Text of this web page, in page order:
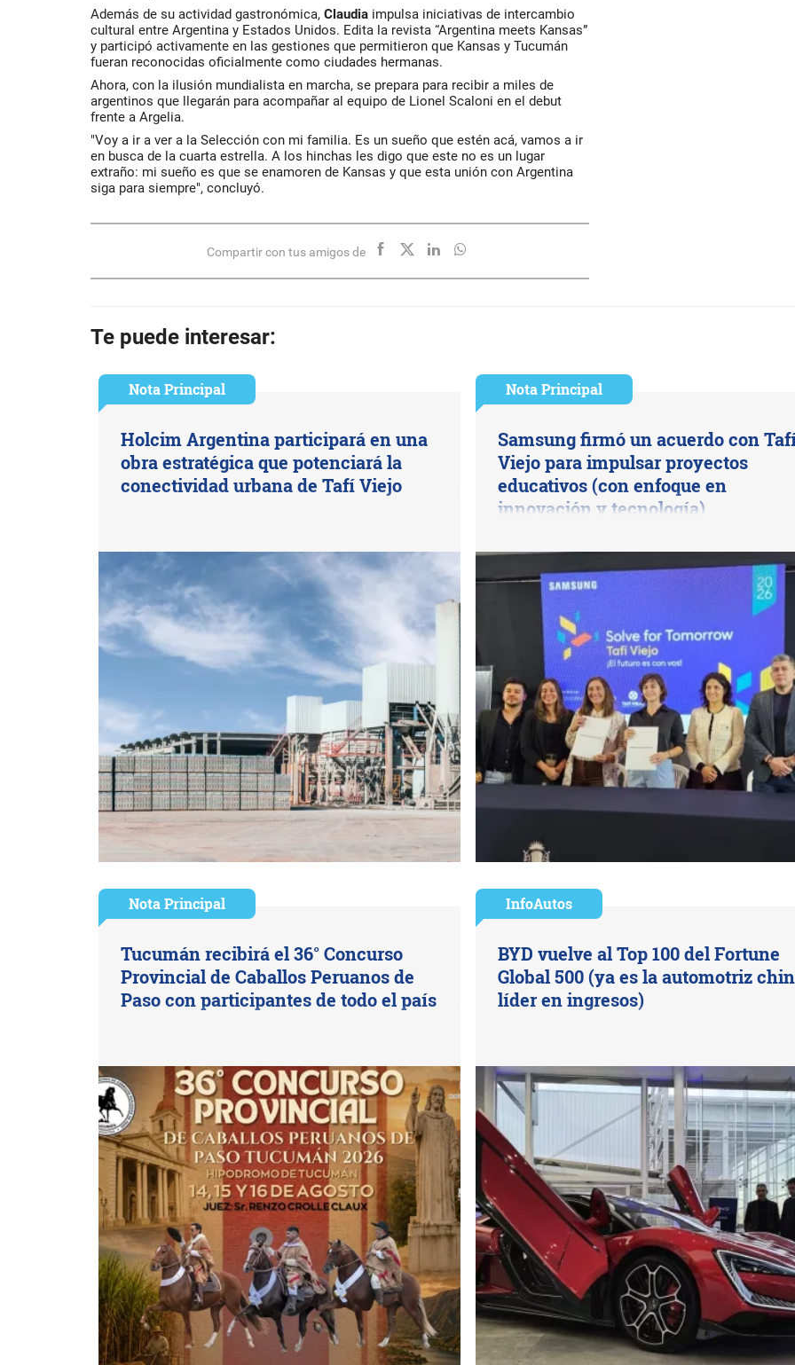
Además de su actividad gastronómica, Claudia impulsa iniciativas de intercambio
cultural entre Argentina y Estados Unidos. Edita la revista “Argentina meets Kansas”
y participó activamente en las gestiones que permitieron que Kansas y Tucumán
fueran reconocidas oficialmente como ciudades hermanas.
Ahora, con la ilusión mundialista en marcha, se prepara para recibir a miles de
argentinos que llegarán para acompañar al equipo de Lionel Scaloni en el debut
frente a Argelia.
"Voy a ir a ver a la Selección con mi familia. Es un sueño que estén acá, vamos a ir
en busca de la cuarta estrella. A los hinchas les digo que este no es un lugar
extraño: mi sueño es que se enamoren de Kansas y que esta unión con Argentina
siga para siempre", concluyó.
Compartir con tus amigos de
Te puede interesar:
Nota Principal
Holcim Argentina participará en una
obra estratégica que potenciará la
conectividad urbana de Tafí Viejo
Nota Principal
Samsung firmó un acuerdo con
Viejo para impulsar proyectos
educativos (con enfoque en
innovación y tecnología)
Nota Principal
Tucumán recibirá el 36° Concurso
Provincial de Caballos Peruanos de
Paso con participantes de todo el país
InfoAutos
BYD vuelve al Top 100 del Fortune
Global 500 (ya es la automotriz
líder en ingresos)